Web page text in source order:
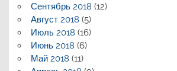
Сентябрь 2018 (12)
Август 2018 (5)
Июль 2018 (16)
Июнь 2018 (6)
Май 2018 (11)